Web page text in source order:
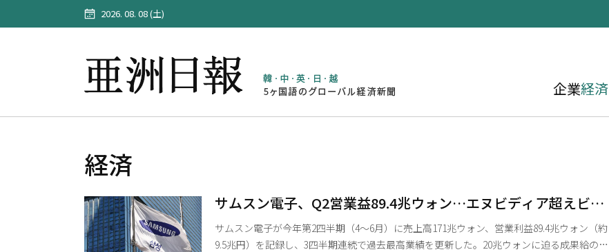
2026. 08. 08 (土)
企業経済
経済
サムスン電子、Q2営業益89.4兆ウォン…エヌビディア超えビッ
グテック過去最高
サムスン電子が今年第2四半期（4〜6月）に売上高171兆ウォン、営業利益89.4兆ウォン（約
9.5兆円）を記録し、3四半期連続で過去最高業績を更新した。20兆ウォンに迫る成果給の引